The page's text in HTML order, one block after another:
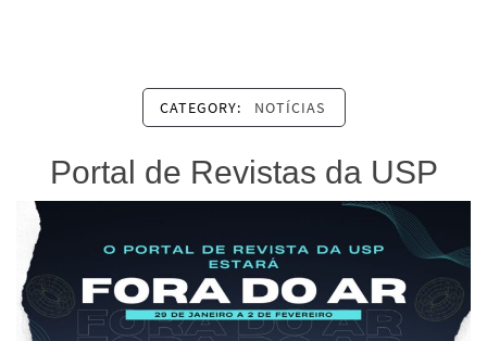
CATEGORY: NOTÍCIAS
Portal de Revistas da USP